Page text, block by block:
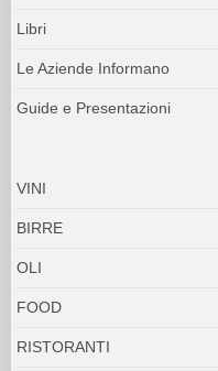
Libri
Le Aziende Informano
Guide e Presentazioni
VINI
BIRRE
OLI
FOOD
RISTORANTI